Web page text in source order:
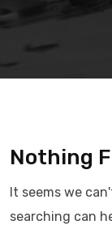
Nothing
It seems we
searching can